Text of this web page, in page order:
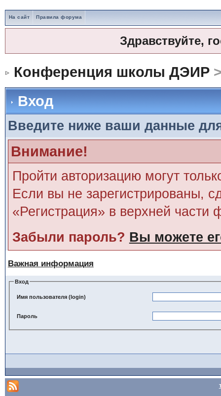
На сайт Правила форума
Здравствуйте,
Конференция школы ДЭИР
Вход
Введите ниже ваши данные
Внимание!
Пройти авторизацию могут
Если вы не зарегистрированы,
«Регистрация» в верхней части
Забыли пароль? Вы можете
Важная информация
Вход
Имя пользователя (login)
Пароль